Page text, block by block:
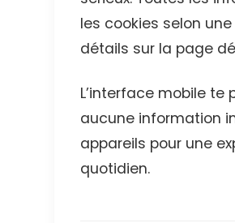
les cookies selon
détails sur la page
L’interface mobile te
aucune information
appareils pour une
quotidien.